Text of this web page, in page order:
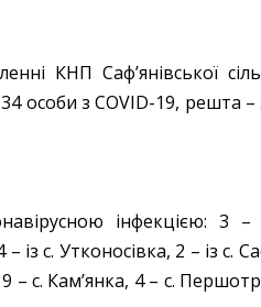
КНП Саф’янівської
особи з COVID-19, решта
інфекцією: 3
із с. Утконосівка, 2 – із с.
– с. Кам’янка, 4 – с.